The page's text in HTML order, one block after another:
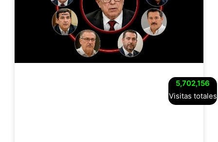
Visitas totales
5,702,156